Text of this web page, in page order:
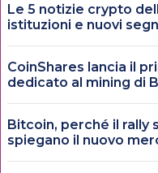
Le 5 notizie crypto
istituzioni e nuovi
CoinShares lancia il
dedicato al mining di
Bitcoin, perché il rally
spiegano il nuovo